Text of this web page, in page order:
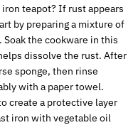
teapot? If rust appears
by preparing a mixture of
the cookware in this
dissolve the rust. After
sponge, then rinse
with a paper towel.
create a protective layer
iron with vegetable oil